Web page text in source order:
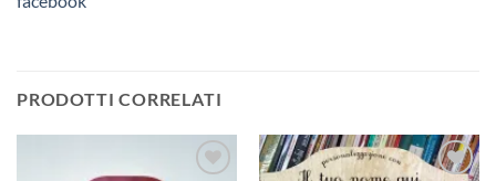
PRODOTTI CORRELATI